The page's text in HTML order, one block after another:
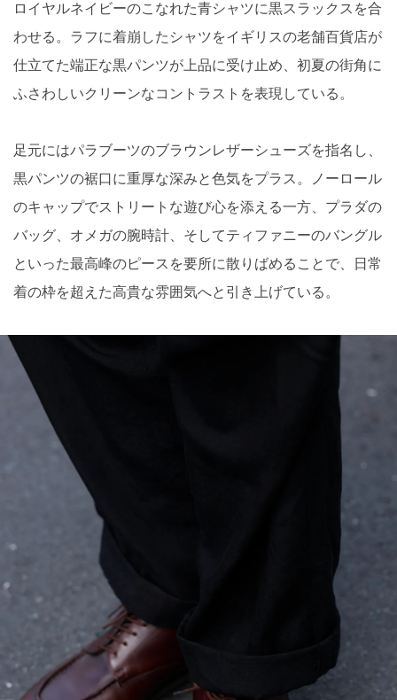
ロイヤルネイビーのこなれた青シャツに黒スラックスを合
わせる。ラフに着崩したシャツをイギリスの老舗百貨店が
仕立てた端正な黒パンツが上品に受け止め、初夏の街角に
ふさわしいクリーンなコントラストを表現している。
足元にはパラブーツのブラウンレザーシューズを指名し、
黒パンツの裾口に重厚な深みと色気をプラス。ノーロール
のキャップでストリートな遊び心を添える一方、プラダの
バッグ、オメガの腕時計、そしてティファニーのバングル
といった最高峰のピースを要所に散りばめることで、日常
着の枠を超えた高貴な雰囲気へと引き上げている。